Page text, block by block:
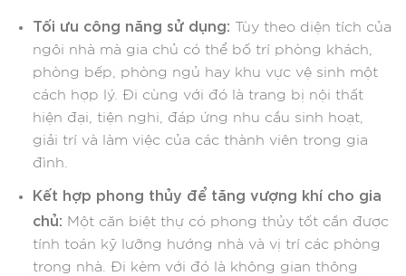
Tối ưu công năng sử dụng: Tùy theo diện tích của
ngôi nhà mà gia chủ có thể bố trí phòng khách,
phòng bếp, phòng ngủ hay khu vực vệ sinh một
cách hợp lý. Đi cùng với đó là trang bị nội thất
hiện đại, tiện nghi, đáp ứng nhu cầu sinh hoạt,
giải trí và làm việc của các thành viên trong gia
đình.
Kết hợp phong thủy để tăng vượng khí cho gia
chủ: Một căn biệt thự có phong thủy tốt cần được
tính toán kỹ lưỡng hướng nhà và vị trí các phòng
trong nhà. Đi kèm với đó là không gian thông